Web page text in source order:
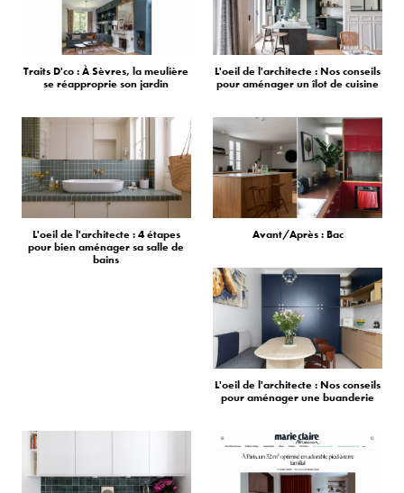
Traits D'co : À Sèvres, la meulière
se réapproprie son jardin
L'oeil de l'architecte : Nos conseils
pour aménager un îlot de cuisine
L'oeil de l'architecte : 4 étapes
pour bien aménager sa salle de
bains
Avant/Après : Bac
L'oeil de l'architecte : Nos conseils
pour aménager une buanderie